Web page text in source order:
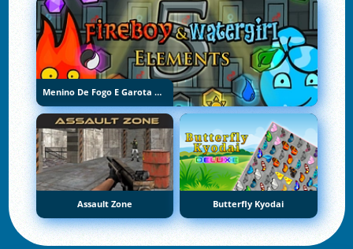
Menino De Fogo E Garota De Água 5: Elementos
Assault Zone Butterfly Kyodai